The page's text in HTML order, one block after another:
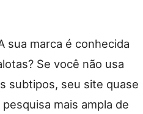
sua marca é conhecida
Se você não usa
subtipos, seu site quase
mais ampla de